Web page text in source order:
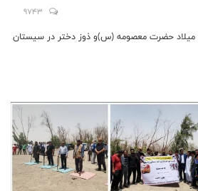
9743
میلاد حضرت معصومه (س)و ذوز دختر در سیستان